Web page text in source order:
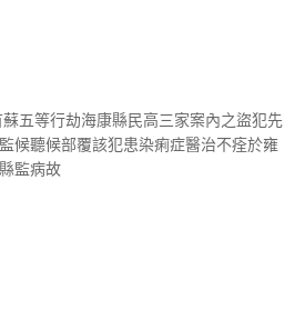
五等行劫海康縣民高三家案內之盜犯先
候聽候部覆該犯患染痢症醫治不痊於雍
監病故